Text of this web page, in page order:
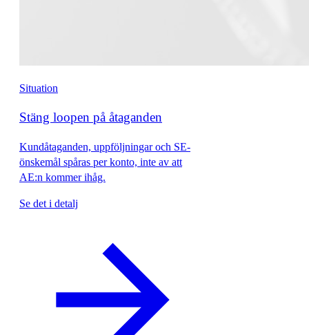
Situation
Stäng loopen på åtaganden
Kundåtaganden, uppföljningar och SE-
önskemål spåras per konto, inte av att
AE:n kommer ihåg.
Se det i detalj